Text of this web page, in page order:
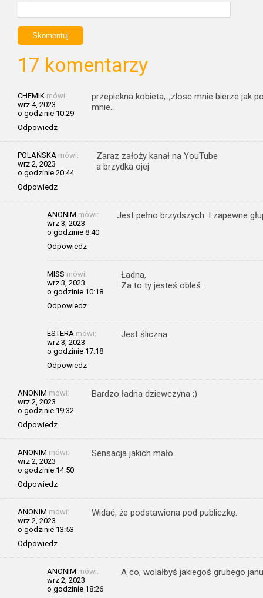
17 komentarzy
CHEMIK mówi:
wrz 4, 2023
o godzinie 10:29
Odpowiedz
przepiekna kobieta,..,zlosc mnie bierze jak
mnie..
POLAŃSKA mówi:
wrz 2, 2023
o godzinie 20:44
Odpowiedz
Zaraz założy kanał na YouTube
a brzydka ojej
ANONIM mówi:
wrz 3, 2023
o godzinie 8:40
Odpowiedz
Jest pełno brzydszych. I zapewne
MISS mówi:
wrz 3, 2023
o godzinie 10:18
Odpowiedz
Ładna,
Za to ty jesteś obleś..
ESTERA mówi:
wrz 3, 2023
o godzinie 17:18
Odpowiedz
Jest śliczna
ANONIM mówi:
wrz 2, 2023
o godzinie 19:32
Odpowiedz
Bardzo ładna dziewczyna ;)
ANONIM mówi:
wrz 2, 2023
o godzinie 14:50
Odpowiedz
Sensacja jakich mało.
ANONIM mówi:
wrz 2, 2023
o godzinie 13:53
Odpowiedz
Widać, że podstawiona pod publiczkę.
ANONIM mówi:
wrz 2, 2023
o godzinie 18:26
A co, wolałbyś jakiegoś grubego